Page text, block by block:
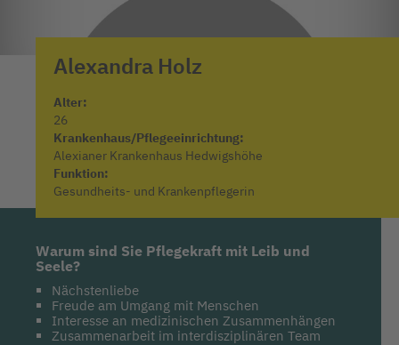
Alexandra Holz
Alter:
26
Krankenhaus/Pflegeeinrichtung:
Alexianer Krankenhaus Hedwigshöhe
Funktion:
Gesundheits- und Krankenpflegerin
Warum sind Sie Pflegekraft mit Leib und
Seele?
Nächstenliebe
Freude am Umgang mit Menschen
Interesse an medizinischen Zusammenhängen
Zusammenarbeit im interdisziplinären Team